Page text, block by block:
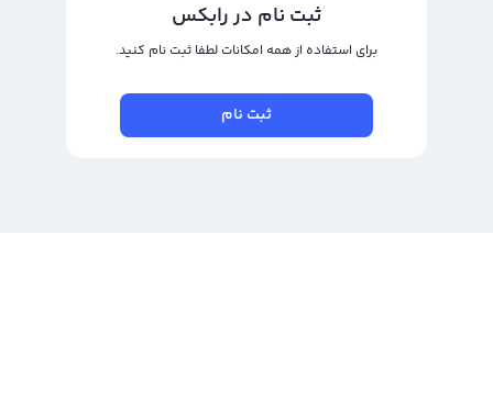
را می‌توانید در مبدل بالای این صفحه مشاهده کنید. کافی است از تب خرید رمز ارز
استلار را انتخاب کرده و قیمت یک واحد خرید استلار را مشاهده کنید. قیمت خرید
ثبت نام در رابکس
برای استفاده از همه امکانات لطفا ثبت نام کنید.
ثبت نام